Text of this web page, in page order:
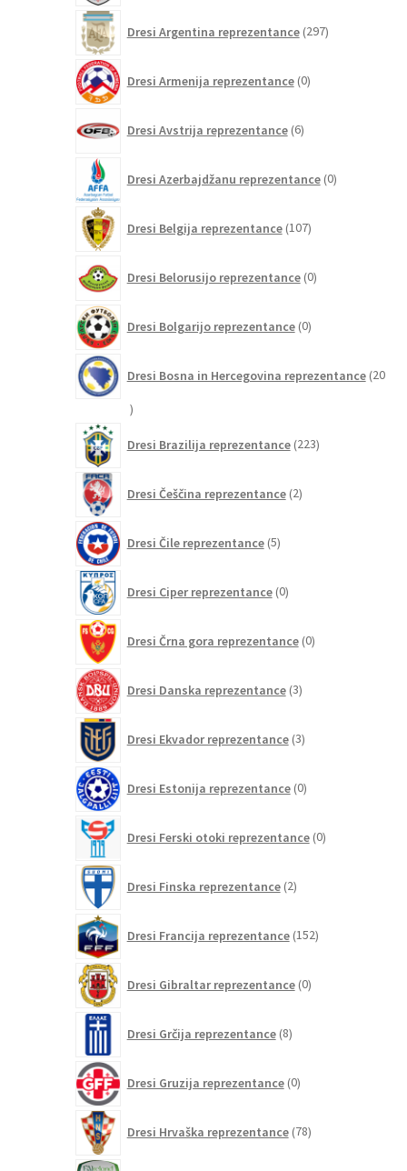
Dresi Argentina reprezentance 297izdelkov
Dresi Armenija reprezentance 0izdelkov
Dresi Avstrija reprezentance 6izdelkov
Dresi Azerbajdžanu reprezentance 0izdelkov
Dresi Belgija reprezentance 107izdelkov
Dresi Belorusijo reprezentance 0izdelkov
Dresi Bolgarijo reprezentance 0izdelkov
Dresi Bosna in Hercegovina reprezentance 20
20
Dresi Brazilija reprezentance 223izdelkov
Dresi Češčina reprezentance 2izdelka
Dresi Čile reprezentance 5izdelkov
Dresi Ciper reprezentance 0izdelkov
Dresi Črna gora reprezentance 0izdelkov
Dresi Danska reprezentance 3izdelki
Dresi Ekvador reprezentance 3izdelki
Dresi Estonija reprezentance 0izdelkov
Dresi Ferski otoki reprezentance 0izdelkov
Dresi Finska reprezentance 2izdelka
Dresi Francija reprezentance 152izdelkov
Dresi Gibraltar reprezentance 0izdelkov
Dresi Grčija reprezentance 8izdelkov
Dresi Gruzija reprezentance 0izdelkov
Dresi Hrvaška reprezentance 78izdelkov